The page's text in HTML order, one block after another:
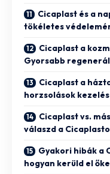
Cicaplast és a
tökéletes
Cicaplast a
Gyorsabb
Cicaplast a
horzsolások
Cicaplast vs.
válaszd a
Gyakori hibák a
hogyan kerüld el